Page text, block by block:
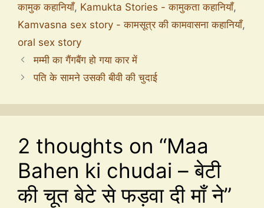
कामुक कहानियाँ, Kamukta Stories - कामुकता कहानियाँ,
Kamvasna sex story - कामसूत्र की कामवासना कहानियाँ,
oral sex story
मम्मी का गैंगबैंग हो गया कार में
पति के सामने उसकी बीवी की चुदाई
2 thoughts on “Maa
Bahen ki chudai – बेटी
की चूत बेटे से फड़वा दी माँ ने”